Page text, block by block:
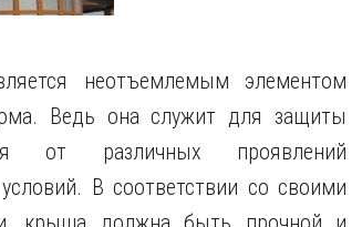
неотъемлемым элементом
Ведь она служит для защиты
от различных проявлений
В соответствии со своими